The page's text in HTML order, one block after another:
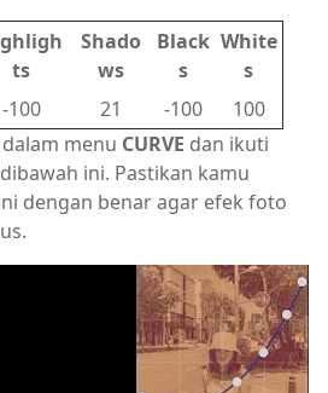
ts
Shado
ws
Black
s
White
s
-100 21 -100
100
menu CURVE dan ikuti
ini. Pastikan kamu
dengan benar agar efek foto